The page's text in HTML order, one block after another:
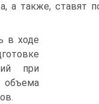
а также, ставят
в ходе
при